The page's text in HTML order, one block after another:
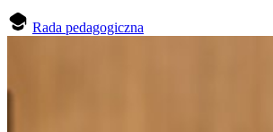
Rada pedagogiczna